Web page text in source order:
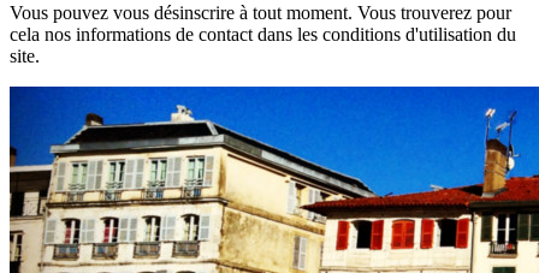
Vous pouvez vous désinscrire à tout moment. Vous trouverez pour
cela nos informations de contact dans les conditions d'utilisation du
site.